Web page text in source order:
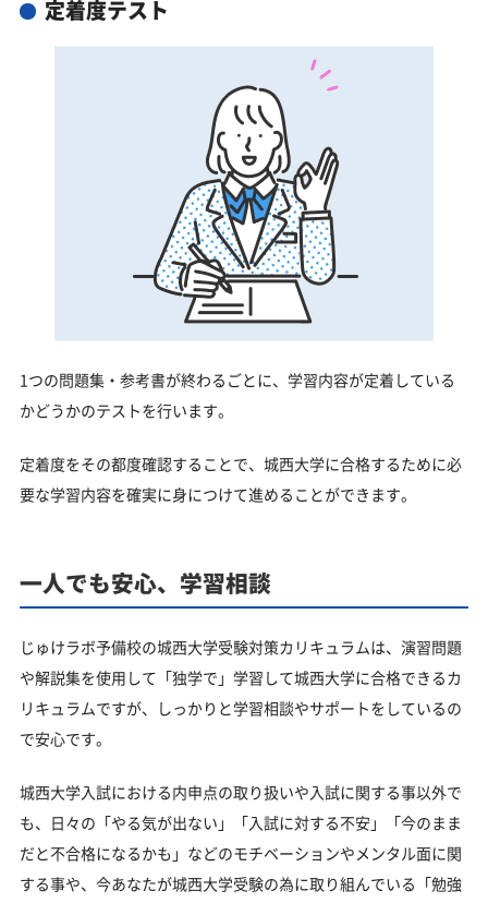
定着度テスト
1つの問題集・参考書が終わるごとに、学習内容が定着している
かどうかのテストを行います。
定着度をその都度確認することで、城西大学に合格するために必
要な学習内容を確実に身につけて進めることができます。
一人でも安心、学習相談
じゅけラボ予備校の城西大学受験対策カリキュラムは、演習問題
や解説集を使用して「独学で」学習して城西大学に合格できるカ
リキュラムですが、しっかりと学習相談やサポートをしているの
で安心です。
城西大学入試における内申点の取り扱いや入試に関する事以外で
も、日々の「やる気が出ない」「入試に対する不安」「今のまま
だと不合格になるかも」などのモチベーションやメンタル面に関
する事や、今あなたが城西大学受験の為に取り組んでいる「勉強